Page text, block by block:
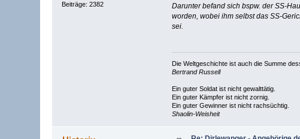
Beiträge: 2382 Darunter befand sich bspw. der SS-
worden, wobei ihm selbst das SS-
sei.
Die Weltgeschichte ist auch die Summe
Bertrand Russell
Ein guter Soldat ist nicht gewalttätig.
Ein guter Kämpfer ist nicht zornig.
Ein guter Gewinner ist nicht rachsüchtig.
Shaolin-Weisheit